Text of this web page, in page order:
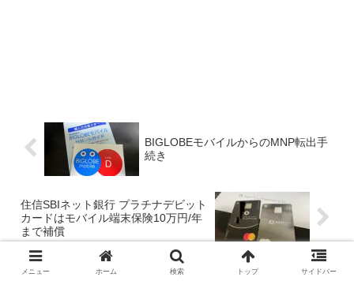
BIGLOBEモバイルからのMNP転出手
続き
住信SBIネット銀行 プラチナデビット
カードはモバイル端末保険10万円/年
まで補償
メニュー ホーム 検索 トップ サイドバー